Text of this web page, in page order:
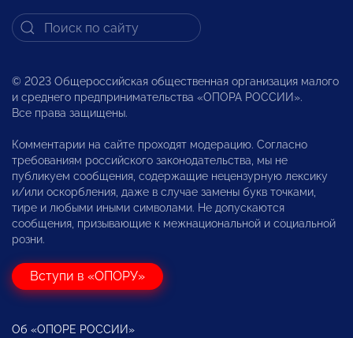
© 2023 Общероссийская общественная организация малого
и среднего предпринимательства «ОПОРА РОССИИ».
Все права защищены.
Комментарии на сайте проходят модерацию. Согласно
требованиям российского законодательства, мы не
публикуем сообщения, содержащие нецензурную лексику
и/или оскорбления, даже в случае замены букв точками,
тире и любыми иными символами. Не допускаются
сообщения, призывающие к межнациональной и социальной
розни.
Вступи в «ОПОРУ»
Об «ОПОРЕ РОССИИ»